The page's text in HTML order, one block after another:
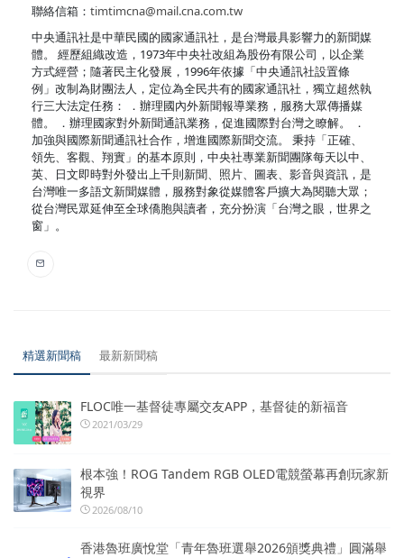
聯絡信箱： timtimcna@mail.cna.com.tw
中央通訊社是中華民國的國家通訊社，是台灣最具影響力的新聞媒
體。 經歷組織改造，1973年中央社改組為股份有限公司，以企業
方式經營；隨著民主化發展，1996年依據「中央通訊社設置條
例」改制為財團法人，定位為全民共有的國家通訊社，獨立超然執
行三大法定任務： ．辦理國內外新聞報導業務，服務大眾傳播媒
體。 ．辦理國家對外新聞通訊業務，促進國際對台灣之瞭解。 ．
加強與國際新聞通訊社合作，增進國際新聞交流。 秉持「正確、
領先、客觀、翔實」的基本原則，中央社專業新聞團隊每天以中、
英、日文即時對外發出上千則新聞、照片、圖表、影音與資訊，是
台灣唯一多語文新聞媒體，服務對象從媒體客戶擴大為閱聽大眾；
從台灣民眾延伸至全球僑胞與讀者，充分扮演「台灣之眼，世界之
窗」。
精選新聞稿 最新新聞稿
FLOC唯一基督徒專屬交友APP，基督徒的新福音
2021/03/29
根本強！ROG Tandem RGB OLED電競螢幕再創玩家新
視界
2026/08/10
香港魯班廣悅堂「青年魯班選舉2026頒獎典禮」圓滿舉